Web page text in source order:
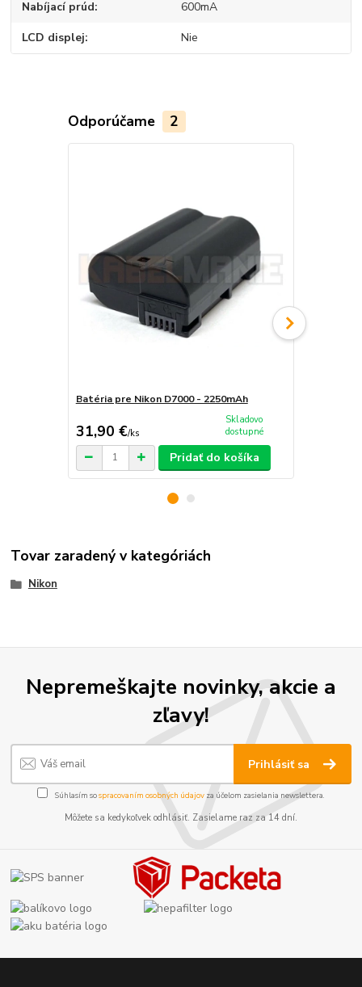
Nabíjací prúd 600mA
LCD displej Nie
Odporúčame 2
Batéria pre Nikon D7000 - 2250mAh
31,90 €/ks
Skladovo
dostupné
Pridať do košíka
Tovar zaradený v kategóriách
Nikon
Nepremeškajte novinky, akcie a
zľavy!
Prihlásiť sa
Súhlasím sospracovaním osobných údajov za účelom zasielania newslettera.
Môžete sa kedykoľvek odhlásiť. Zasielame raz za 14 dní.